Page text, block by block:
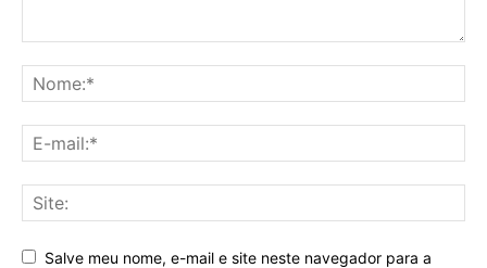
Salve meu nome, e-mail e site neste navegador para a